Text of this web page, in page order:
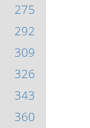
275
292
309
326
343
360